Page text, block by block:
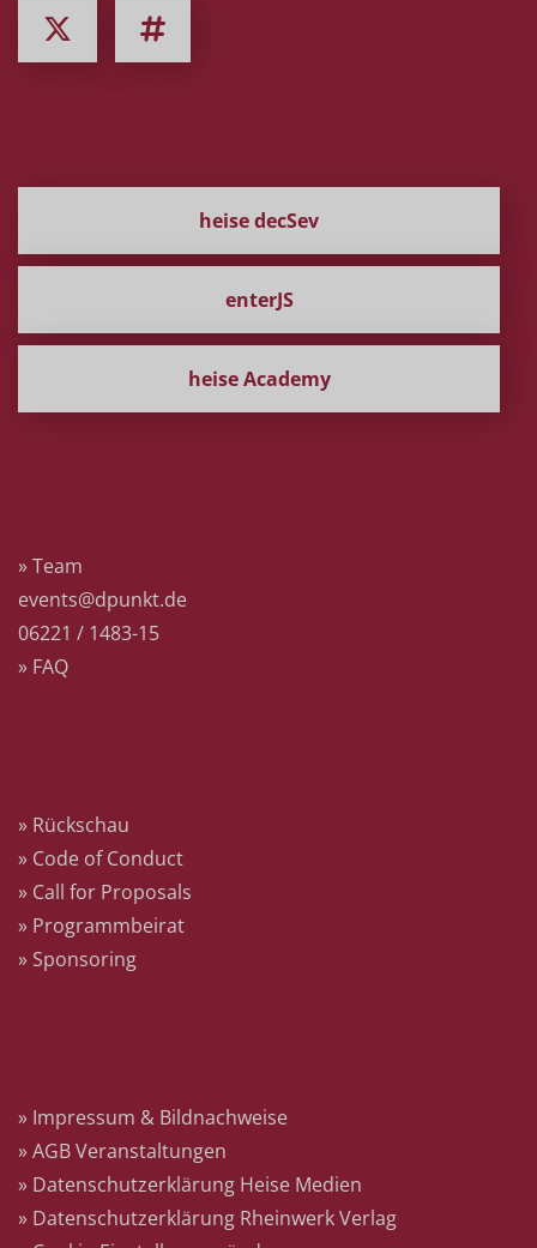
heise decSev
enterJS
heise Academy
» Team
events@dpunkt.de
06221 / 1483-15
» FAQ
» Rückschau
» Code of Conduct
» Call for Proposals
» Programmbeirat
» Sponsoring
» Impressum & Bildnachweise
» AGB Veranstaltungen
» Datenschutzerklärung Heise Medien
» Datenschutzerklärung Rheinwerk Verlag